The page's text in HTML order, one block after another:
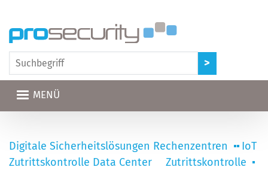
MENÜ
Digitale Sicherheitslösungen Rechenzentren
IoT
Zutrittskontrolle Data Center
Zutrittskontrolle